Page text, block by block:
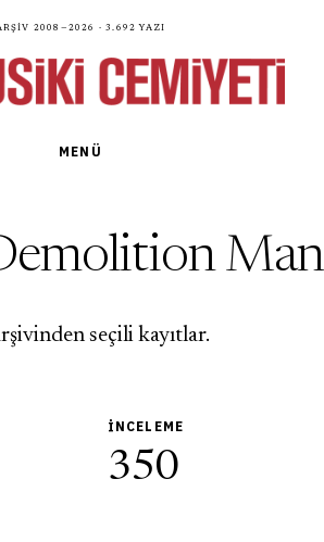
2008—2026 · 3.692 yazı
MENÜ
Man
seçili kayıtlar.
İNCELEME
350